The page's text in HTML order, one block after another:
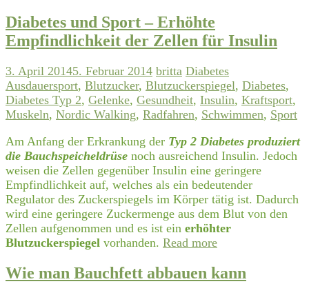
Diabetes und Sport – Erhöhte
Empfindlichkeit der Zellen für Insulin
3. April 20145. Februar 2014 britta Diabetes
Ausdauersport, Blutzucker, Blutzuckerspiegel, Diabetes,
Diabetes Typ 2, Gelenke, Gesundheit, Insulin, Kraftsport,
Muskeln, Nordic Walking, Radfahren, Schwimmen, Sport
Am Anfang der Erkrankung der Typ 2 Diabetes produziert
die Bauchspeicheldrüse noch ausreichend Insulin. Jedoch
weisen die Zellen gegenüber Insulin eine geringere
Empfindlichkeit auf, welches als ein bedeutender
Regulator des Zuckerspiegels im Körper tätig ist. Dadurch
wird eine geringere Zuckermenge aus dem Blut von den
Zellen aufgenommen und es ist ein erhöhter
Blutzuckerspiegel vorhanden. Read more
Wie man Bauchfett abbauen kann